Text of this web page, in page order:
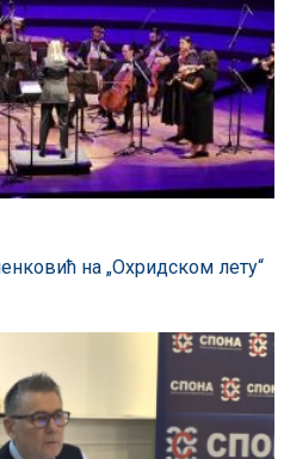
на „Охридском лету“